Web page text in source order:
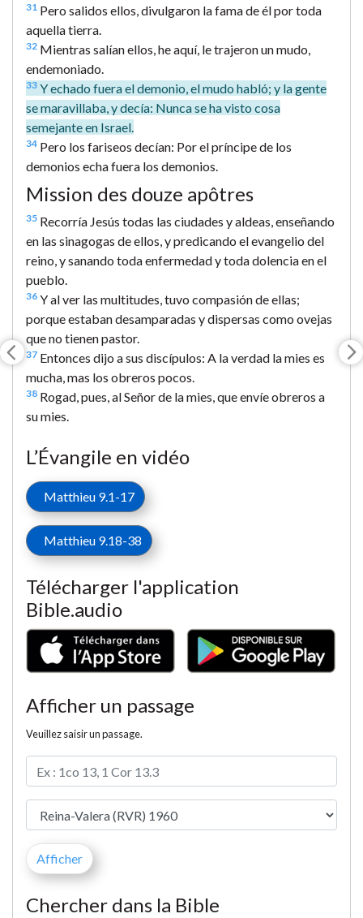
31 Pero salidos ellos, divulgaron la fama de él por toda
aquella tierra.
32 Mientras salían ellos, he aquí, le trajeron un mudo,
endemoniado.
33 Y echado fuera el demonio, el mudo habló; y la gente
se maravillaba, y decía: Nunca se ha visto cosa
semejante en Israel.
34 Pero los fariseos decían: Por el príncipe de los
demonios echa fuera los demonios.
Mission des douze apôtres
35 Recorría Jesús todas las ciudades y aldeas, enseñando
en las sinagogas de ellos, y predicando el evangelio del
reino, y sanando toda enfermedad y toda dolencia en el
pueblo.
36 Y al ver las multitudes, tuvo compasión de ellas;
porque estaban desamparadas y dispersas como ovejas
que no tienen pastor.
37 Entonces dijo a sus discípulos: A la verdad la mies es
mucha, mas los obreros pocos.
38 Rogad, pues, al Señor de la mies, que envíe obreros a
su mies.
L’Évangile en vidéo
Matthieu 9.1-17
Matthieu 9.18-38
Télécharger l'application
Bible.audio
Afficher un passage
Veuillez saisir un passage.
Chercher dans la Bible